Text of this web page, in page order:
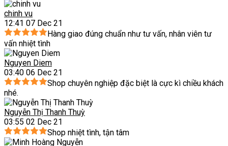
chinh vu
12:41 07 Dec 21
Hàng giao đúng chuẩn như tư vấn, nhân viên tư
vấn nhiệt tình
Nguyen Diem
03:40 06 Dec 21
Shop chuyên nghiệp đặc biệt là cực kì chiều khách
nhé.
Nguyễn Thị Thanh Thuỳ
03:55 02 Dec 21
Shop nhiệt tình, tận tâm